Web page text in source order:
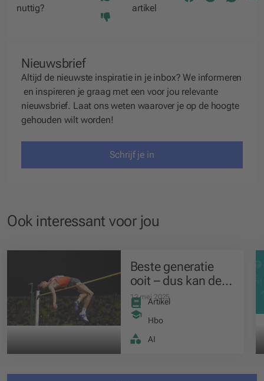
nuttig?
artikel
Nieuwsbrief
Altijd de nieuwste inspiratie in je inbox? We informeren
en inspireren je graag met een voor jou relevante
nieuwsbrief. Laat ons weten waarover je op de hoogte
gehouden wilt worden!
Schrijf je in
Ook interessant voor jou
Beste generatie
ooit – dus kan de
lat omhoog!
12 mei 2025
Artikel
Hbo
AI